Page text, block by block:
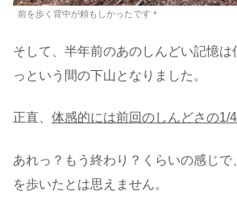
前を歩く背中が頼もしかったです＊
そして、半年前のあのしんどい記憶は
っという間の下山となりました。
正直、 体感的には前回のしんどさの1/
あれっ？もう終わり？くらいの感じで
を歩いたとは思えません。